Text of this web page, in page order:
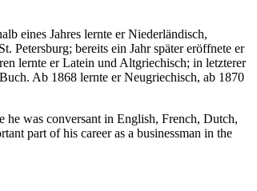
eines Jahres lernte er Niederländisch,
Petersburg; bereits ein Jahr später eröffnete er
lernte er Latein und Altgriechisch; in letzterer
Ab 1868 lernte er Neugriechisch, ab 1870
he was conversant in English, French, Dutch,
part of his career as a businessman in the